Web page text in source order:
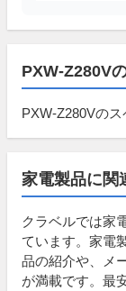
PXW-Z280V
PXW-Z280Vのス
家電製品に関
クラベルでは家
ています。家電
品の紹介や、メ
が満載です。最